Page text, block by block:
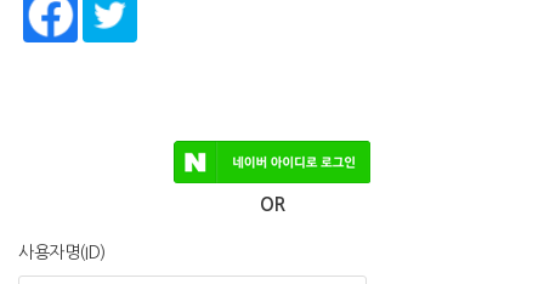
OR
사용자명(ID)